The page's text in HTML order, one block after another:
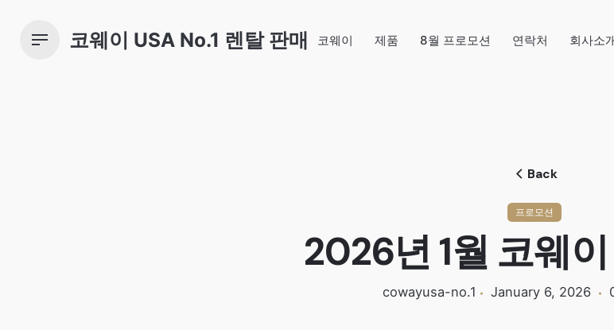
content
코웨이 USA No.1 렌탈 판매 코웨이 제품 8월 프로모션 연락처 회사소
Back
프로모션
2026년 1월 코웨
cowayusa-no.1 January 6, 2026